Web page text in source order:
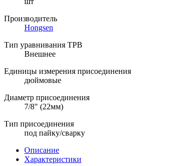
Производитель
Hongsen
Тип уравнивания ТРВ
Внешнее
Единицы измерения присоединения
дюймовые
Диаметр присоединения
7/8" (22мм)
Тип присоединения
под пайку/сварку
Описание
Характеристики